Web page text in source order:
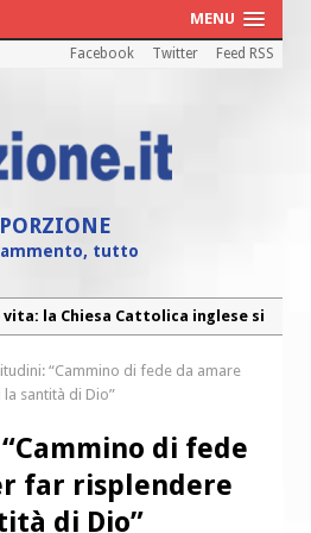
MENU
Facebook Twitter Feed RSS
tutto
vita: la Chiesa Cattolica inglese si
la festa della Madonnina a
la festa di Sant’Andrea:
di legarci al bene”
al Signore di capire ciò che
“Cammino di fede da amare
santità di Dio”
di fede
far risplendere
di Dio”